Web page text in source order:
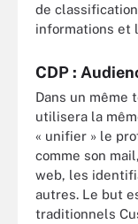
de
informations et
CDP :
Dans un même
utilisera la
« unifier » le
comme son
web, les
autres. Le but
traditionnels